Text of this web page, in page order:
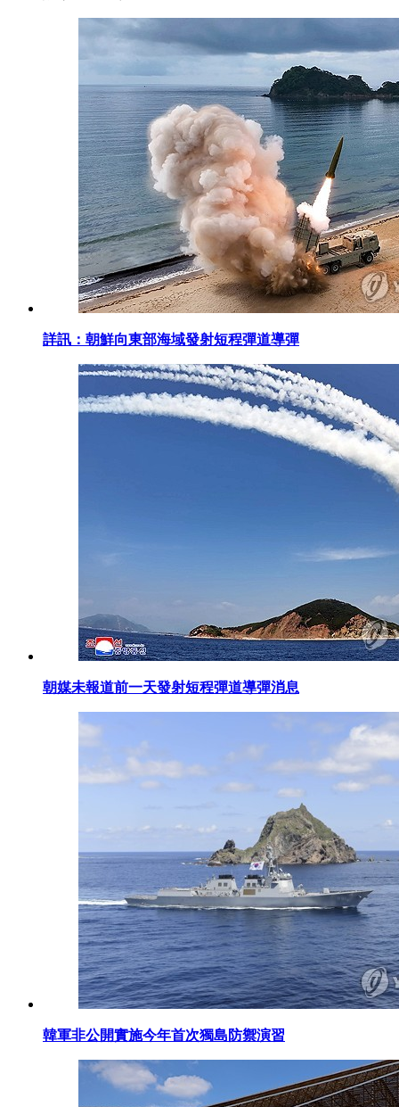
詳訊：朝鮮向東部海域發射短程彈道導彈
朝媒未報道前一天發射短程彈道導彈消息
韓軍非公開實施今年首次獨島防禦演習